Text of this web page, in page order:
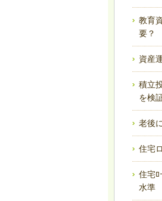
教育
要？
資産
積立
を検
老後
住宅
住宅ﾛ
水準